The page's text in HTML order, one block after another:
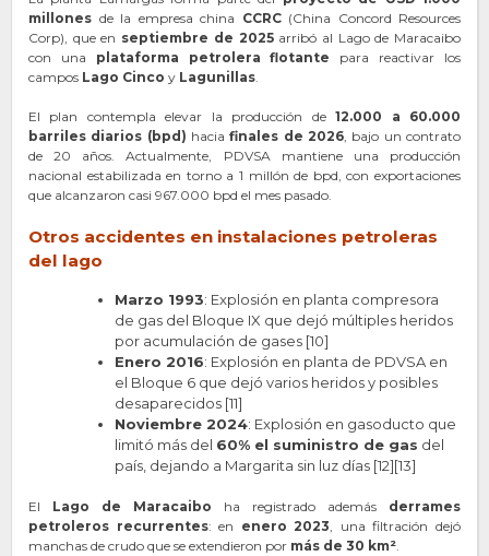
millones de la empresa china CCRC(China Concord Resources
Corp), que en septiembre de 2025arribó al Lago de Maracaibo
con una plataforma petrolera flotante para reactivar los
campos Lago Cinco y Lagunillas
El plan contempla elevar la producción de12.000 a 60.000
barriles diarios (bpd) haciafinales de 2026 , bajo un contrato
de 20 años. Actualmente, PDVSA mantiene una producción
nacional estabilizada en torno a 1 millón de bpd, con exportaciones
que alcanzaron casi 967.000 bpd el mes pasado.
Otros accidentes en instalaciones petroleras
del lago
Marzo 1993: Explosión en planta compresora
de gas del Bloque IX que dejó múltiples heridos
por acumulación de gases [10]
Enero 2016: Explosión en planta de PDVSA en
el Bloque 6 que dejó varios heridos y posibles
desaparecidos [11]
Noviembre 2024: Explosión en gasoducto que
limitó más del 60% el suministro de gas del
país, dejando a Margarita sin luz días [12][13]
El Lago de Maracaibo ha registrado además derrames
petroleros recurrentes: en enero 2023, una filtración dejó
manchas de crudo que se extendieron por más de 30 km².